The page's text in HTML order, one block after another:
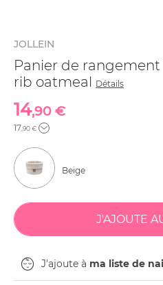
JOLLEIN
Panier de rangement
rib oatmeal Détails
14,90 €
17,90 €
Beige
J'ajoute à ma liste de